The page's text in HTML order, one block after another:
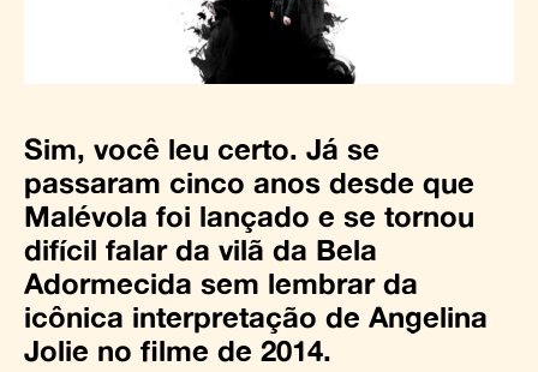
Sim, você leu certo. Já se
passaram cinco anos desde que
Malévola foi lançado e se tornou
difícil falar da vilã da Bela
Adormecida sem lembrar da
icônica interpretação de Angelina
Jolie no filme de 2014.